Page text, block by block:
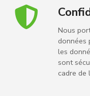
Nous
données
les
sont
cadre de